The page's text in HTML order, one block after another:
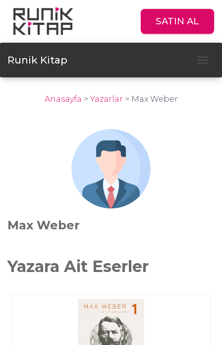
SATIN AL
Runik Kitap
Anasayfa >Yazarlar > Max Weber
Max Weber
Yazara Ait Eserler